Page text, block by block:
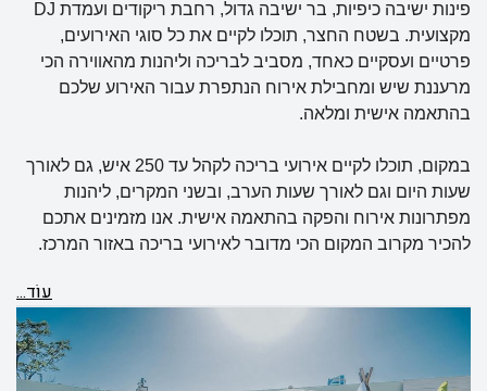
פינות ישיבה כיפיות, בר ישיבה גדול, רחבת ריקודים ועמדת DJ
מקצועית. בשטח החצר, תוכלו לקיים את כל סוגי האירועים,
פרטיים ועסקיים כאחד, מסביב לבריכה וליהנות מהאווירה הכי
מרעננת שיש ומחבילת אירוח הנתפרת עבור האירוע שלכם
בהתאמה אישית ומלאה.
במקום, תוכלו לקיים אירועי בריכה לקהל עד 250 איש, גם לאורך
שעות היום וגם לאורך שעות הערב, ובשני המקרים, ליהנות
מפתרונות אירוח והפקה בהתאמה אישית. אנו מזמינים אתכם
להכיר מקרוב המקום הכי מדובר לאירועי בריכה באזור המרכז.
עוֹד...